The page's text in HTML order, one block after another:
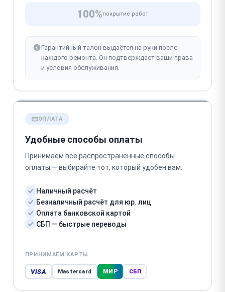
100%покрытие работ
Гарантийный талон выдаётся на руки после
каждого ремонта. Он подтверждает ваши права
и условия обслуживания.
ОПЛАТА
Удобные способы оплаты
Принимаем все распространённые способы
оплаты — выбирайте тот, который удобен вам.
Наличный расчёт
Безналичный расчёт для юр. лиц
Оплата банковской картой
СБП — быстрые переводы
ПРИНИМАЕМ КАРТЫ
VISA Mastercard МИР СБП